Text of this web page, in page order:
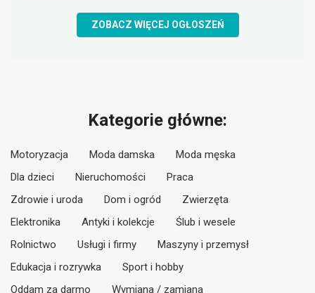
ZOBACZ WIĘCEJ OGŁOSZEŃ
Kategorie główne:
Motoryzacja Moda damska
Moda męska
Dla dzieci
Nieruchomości
Praca
Zdrowie i uroda
Dom i ogród
Zwierzęta
Elektronika
Antyki i kolekcje
Ślub i wesele
Rolnictwo
Usługi i firmy
Maszyny i przemysł
Edukacja i rozrywka
Sport i hobby
Oddam za darmo
Wymiana / zamiana